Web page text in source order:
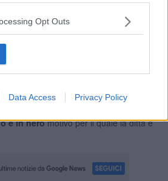
Opt Outs
Data Access Privacy Policy
somministrazione di cibi e bevande e
è stata riscontrata la presenza di
senza autorizzazione, “potenzialmente
i lavoratori a distanza
della dignità e della loro
di un loro connazionale titolare
e in neromotivo per il quale la ditta è